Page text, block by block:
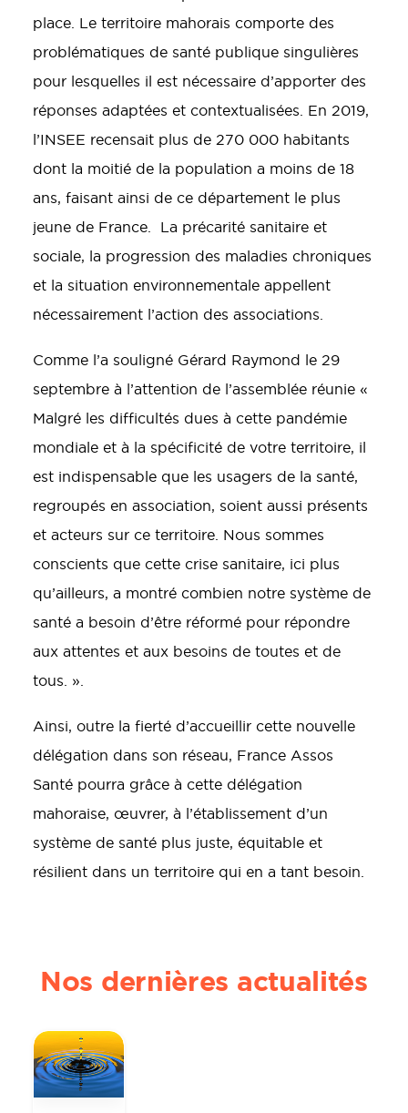
place. Le territoire mahorais comporte des
problématiques de santé publique singulières
pour lesquelles il est nécessaire d’apporter des
réponses adaptées et contextualisées. En 2019,
l’INSEE recensait plus de 270 000 habitants
dont la moitié de la population a moins de 18
ans, faisant ainsi de ce département le plus
jeune de France. La précarité sanitaire et
sociale, la progression des maladies chroniques
et la situation environnementale appellent
nécessairement l’action des associations.
Comme l’a souligné Gérard Raymond le 29
septembre à l’attention de l’assemblée réunie «
Malgré les difficultés dues à cette pandémie
mondiale et à la spécificité de votre territoire, il
est indispensable que les usagers de la santé,
regroupés en association, soient aussi présents
et acteurs sur ce territoire. Nous sommes
conscients que cette crise sanitaire, ici plus
qu’ailleurs, a montré combien notre système de
santé a besoin d’être réformé pour répondre
aux attentes et aux besoins de toutes et de
tous. ».
Ainsi, outre la fierté d’accueillir cette nouvelle
délégation dans son réseau, France Assos
Santé pourra grâce à cette délégation
mahoraise, œuvrer, à l’établissement d’un
système de santé plus juste, équitable et
résilient dans un territoire qui en a tant besoin.
Nos dernières actualités